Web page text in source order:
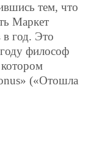
тем, что
Маркет
год. Это
философ
(«Отошла